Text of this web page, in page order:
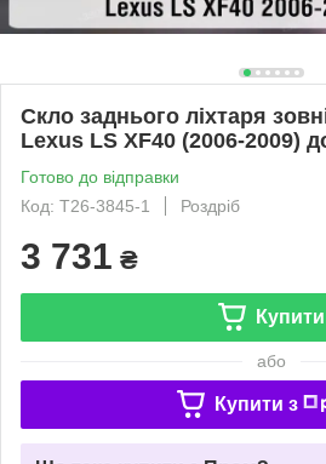
Скло заднього ліхтаря
Lexus LS XF40 (2006-2009)
Готово до відправки
Код: T26-3845-1
Роздріб
3 731 ₴
Купити
або
Купити з